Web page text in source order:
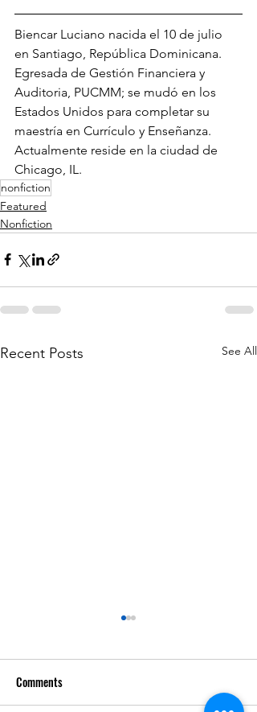
Biencar Luciano nacida el 10 de julio
en Santiago, República Dominicana.
Egresada de Gestión Financiera y
Auditoria, PUCMM; se mudó en los
Estados Unidos para completar su
maestría en Currículo y Enseñanza.
Actualmente reside en la ciudad de
Chicago, IL.
nonfiction
Featured
Nonfiction
Recent Posts See All
De pura cepa
Comments